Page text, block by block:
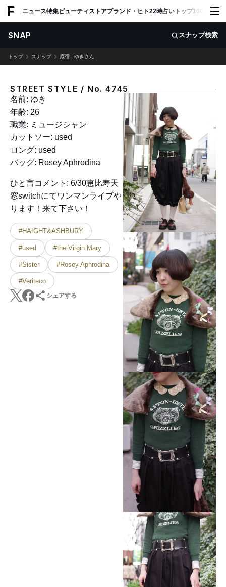
ニュース特集ビューティ ストアブランド・ヒト22時占い トップ100 スナッ
SNAP スナップ検索
トップ スナップ 原宿 - ゆきさん
STREET STYLE / No. 4745
名前: ゆき
年齢: 26
職業: ミュージシャン
カットソー: used
ロング: used
バッグ: Rosey Aphrodina
ひと言コメント: 6/30恵比寿天
窓switchにてワンマンライブや
ります！来て下さい！
#HAIGHT&ASHBURY
#used #the Virgin Mary
#Sister #Rosey Aphrodina
#Veriteco
シェアする